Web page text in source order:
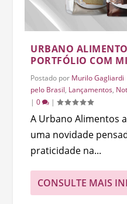
URBANO
PORTFÓLIO COM
Postado por Murilo Gagliardi
pelo Brasil, Lançamentos,
|0 |
A Urbano Alimentos
uma novidade
praticidade na...
CONSULTE MAIS